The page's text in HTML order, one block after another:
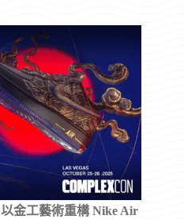
以金工藝術重構Nike Air